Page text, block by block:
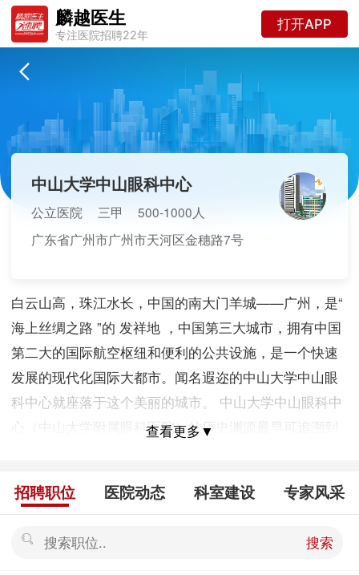
麟越医生
专注医院招聘22年
打开APP
中山大学中山眼科中心
公立医院 三甲
500-1000人
广东省广州市广州市天河区金穗路7号
白云山高，珠江水长，中国的南大门羊城——广州，是“
海上丝绸之路 ”的 发祥地 ，中国第三大城市，拥有中国
第二大的国际航空枢纽和便利的公共设施，是一个快速
发展的现代化国际大都市。闻名遐迩的中山大学中山眼
科中心就座落于这个美丽的城市。 中山大学中山眼科中
心（中山大学附属眼科医院）的历史渊源最早可追溯到
院和岭南大学医学院合并成立华南医学院，两个医学院
院眼科也并入华南医学院眼科教研组;1956年，随着华南
查看更多▼
招聘职位 医院动态 科室建设 专家风采
搜索